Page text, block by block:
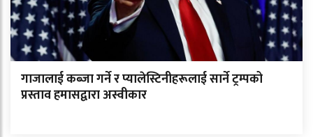
गाजालाई कब्जा गर्ने र प्यालेस्टिनीहरूलाई सार्ने ट्रम्पको
प्रस्ताव हमासद्वारा अस्वीकार